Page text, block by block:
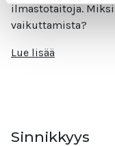
ilmastotaitoja.
vaikuttamista?
Lue lisää
Sinnikkyys